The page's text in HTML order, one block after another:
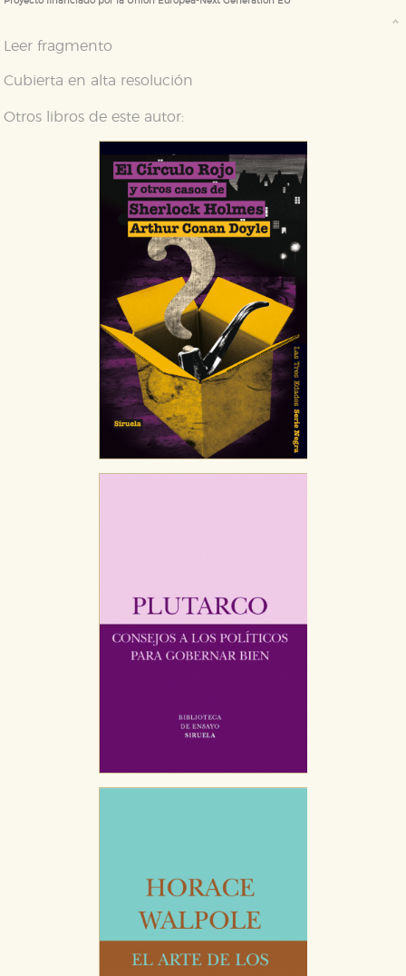
Leer fragmento
Cubierta en alta resolución
Otros libros de este autor: